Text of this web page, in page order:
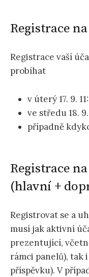
Registrace
Registrace vaší
probíhat
v úterý 17. 9.
ve středu 18.
případně
Registrace
(hlavní +
Registrovat se a
musí jak aktivní
prezentující,
rámci panelů), tak
příspěvku). V